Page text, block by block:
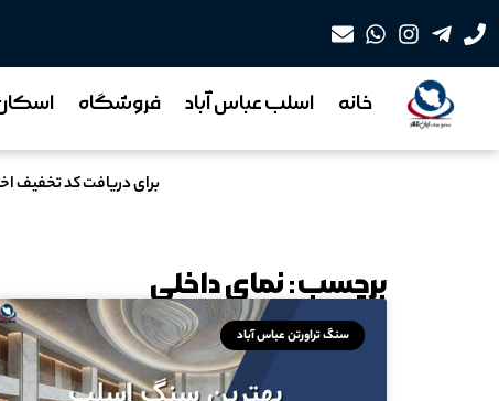
خانه اسلب عباس آباد فروشگاه
برای دریافت کد تخفیف
برچسب: نمای داخلی
سنگ تراورتن عباس آباد